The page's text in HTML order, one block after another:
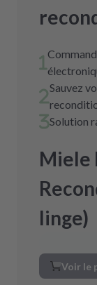
Sauvez
Solution
Miele
linge)
Voir le